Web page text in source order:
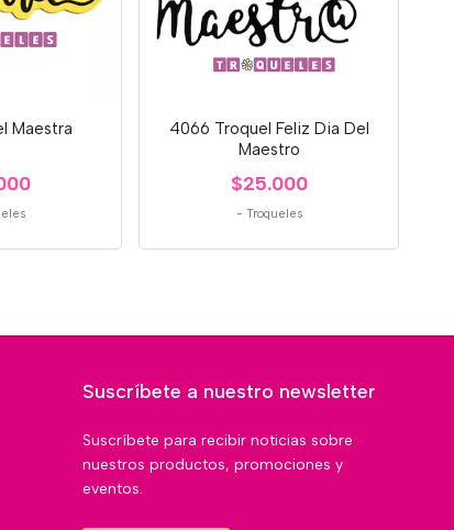
Maestra
4066 Troquel Feliz Dia Del
Maestro
$25.000
- Troqueles
Suscríbete a nuestro newsletter
Suscríbete para recibir noticias sobre
nuestros productos, promociones y
eventos.